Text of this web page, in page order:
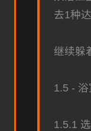
去1种
继续躲
1.5 -
1.5.1